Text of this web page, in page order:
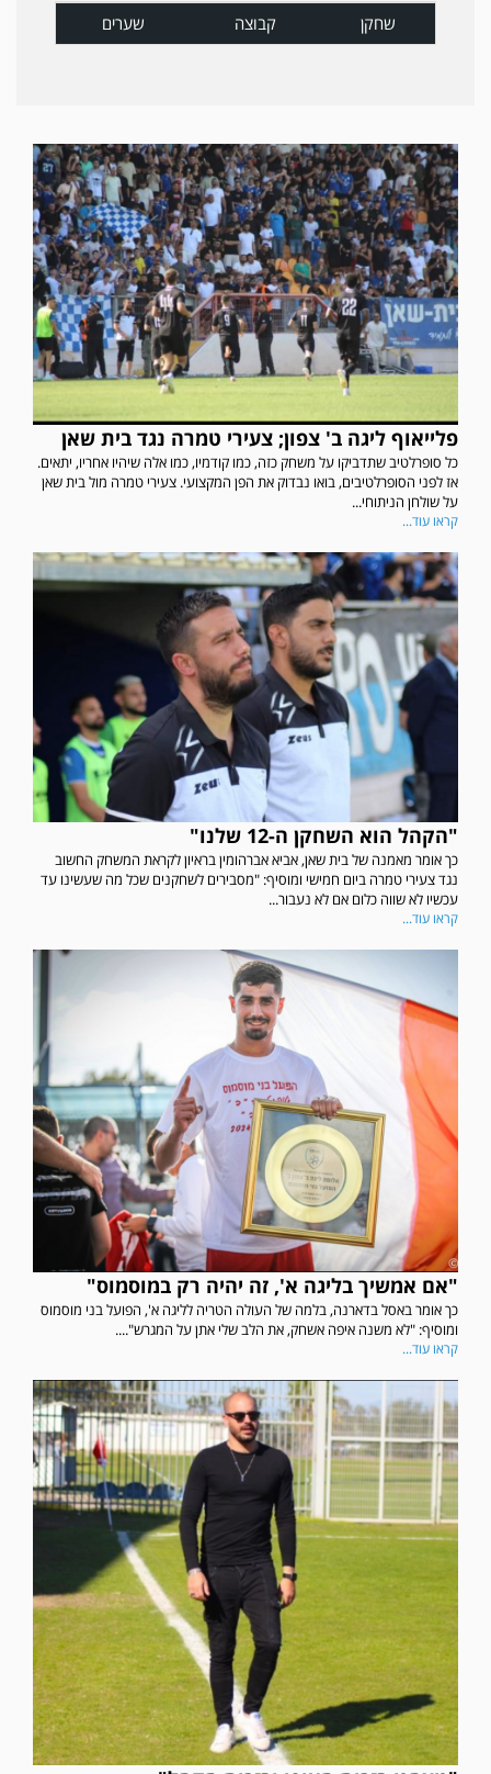
שחקן קבוצה שערים
פלייאוף ליגה ב' צפון; צעירי טמרה נגד בית שאן
כל סופרלטיב שתדביקו על משחק כזה, כמו קודמיו, כמו אלה שיהיו אחריו, יתאים.
אז לפני הסופרלטיבים, בואו נבדוק את הפן המקצועי. צעירי טמרה מול בית שאן
על שולחן הניתוחי...
קראו עוד...
"הקהל הוא השחקן ה-12 שלנו"
כך אומר מאמנה של בית שאן, אביא אברהומין בראיון לקראת המשחק החשוב
נגד צעירי טמרה ביום חמישי ומוסיף: "מסבירים לשחקנים שכל מה שעשינו עד
עכשיו לא שווה כלום אם לא נעבור...
קראו עוד...
"אם אמשיך בליגה א', זה יהיה רק במוסמוס"
כך אומר באסל בדארנה, בלמה של העולה הטריה לליגה א', הפועל בני מוסמוס
ומוסיף: "לא משנה איפה אשחק, את הלב שלי אתן על המגרש"....
קראו עוד...